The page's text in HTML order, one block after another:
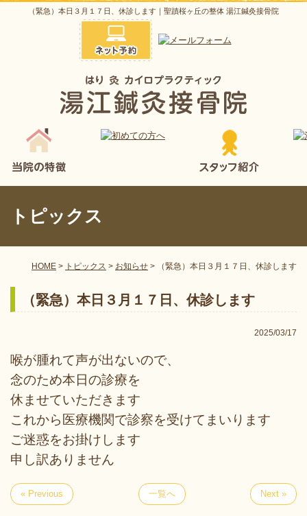
（緊急）本日３月１７日、休診します｜聖蹟桜ヶ丘の整体 湯江鍼灸接骨院
トピックス
HOME > トピックス > お知らせ > （緊急）本日３月１７日、休診します
（緊急）本日３月１７日、休診します
2025/03/17
喉が腫れて声が出ないので、
念のため本日の診療を
休ませていただきます
これから医療機関で診察を受けてまいります
ご迷惑をお掛けします
申し訳ありません
« Previous 一覧へ Next »